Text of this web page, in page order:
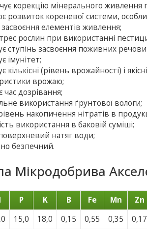
корекцію мінерального
розвиток кореневої системи,
елементів живлення;
рослин при використанні
ступінь засвоєння поживних
імунітет;
кількісні (рівень врожайності) і
врожаю;
час дозрівання;
використання ґрунтової вологи;
накопичення нітратів в
використання в баковій суміші;
натяг води;
безпечний.
Мікродобрива
P K B Fe Mn Zn
15,0 18,0 0,15 0,55 0,35 0,17